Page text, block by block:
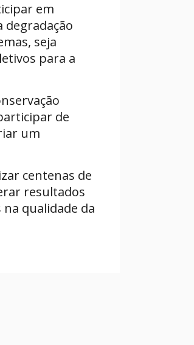
em
degradação
seja
para a
de
um
centenas de
resultados
qualidade da